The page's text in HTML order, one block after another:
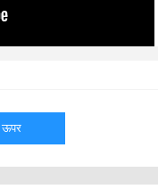
ऊपर